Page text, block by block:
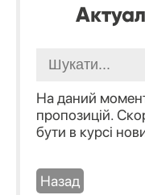
На даний
пропозицій.
бути в курсі
Назад